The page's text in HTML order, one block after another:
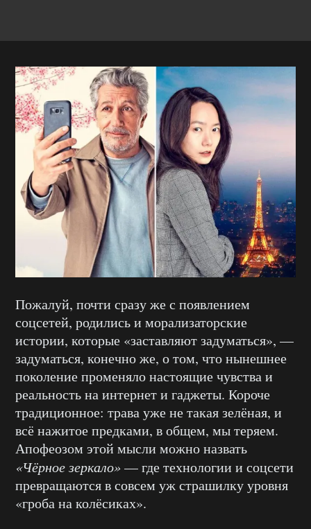
Пожалуй, почти сразу же с появлением
соцсетей, родились и морализаторские
истории, которые «заставляют задуматься», —
задуматься, конечно же, о том, что нынешнее
поколение променяло настоящие чувства и
реальность на интернет и гаджеты. Короче
традиционное: трава уже не такая зелёная, и
всё нажитое предками, в общем, мы теряем.
Апофеозом этой мысли можно назвать
«Чёрное зеркало»— где технологии и соцсети
превращаются в совсем уж страшилку уровня
«гроба на колёсиках».